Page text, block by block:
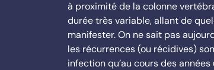
à proximité de la colonne
durée très variable, allant de
manifester. On ne sait pas
les récurrences (ou récidives)
infection qu’au cours des